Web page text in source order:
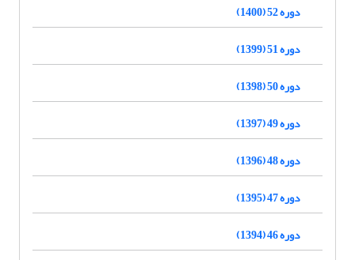
دوره 52 (1400)
دوره 51 (1399)
دوره 50 (1398)
دوره 49 (1397)
دوره 48 (1396)
دوره 47 (1395)
دوره 46 (1394)